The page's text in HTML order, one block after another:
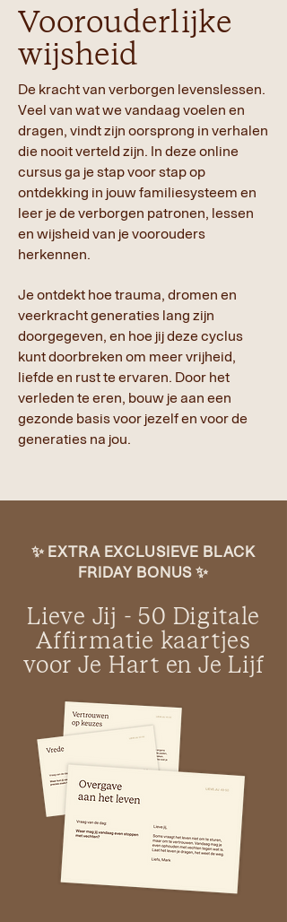
Voorouderlijke
wijsheid
De kracht van verborgen levenslessen.
Veel van wat we vandaag voelen en
dragen, vindt zijn oorsprong in verhalen
die nooit verteld zijn. In deze online
cursus ga je stap voor stap op
ontdekking in jouw familiesysteem en
leer je de verborgen patronen, lessen
en wijsheid van je voorouders
herkennen.
Je ontdekt hoe trauma, dromen en
veerkracht generaties lang zijn
doorgegeven, en hoe jij deze cyclus
kunt doorbreken om meer vrijheid,
liefde en rust te ervaren. Door het
verleden te eren, bouw je aan een
gezonde basis voor jezelf en voor de
generaties na jou.
✨ EXTRA EXCLUSIEVE BLACK
FRIDAY BONUS ✨
Lieve Jij - 50 Digitale
Affirmatie kaartjes
voor Je Hart en Je Lijf